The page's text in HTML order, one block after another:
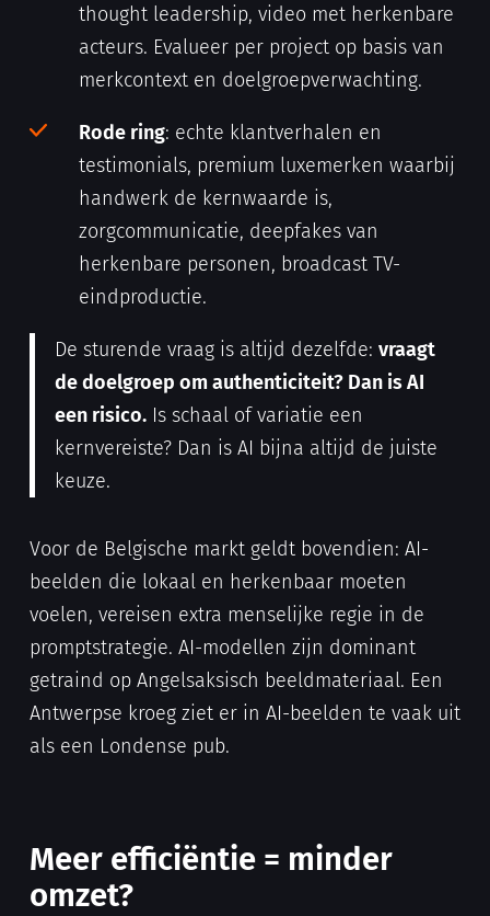
thought leadership, video met herkenbare
acteurs. Evalueer per project op basis van
merkcontext en doelgroepverwachting.
Rode ring: echte klantverhalen en
testimonials, premium luxemerken waarbij
handwerk de kernwaarde is,
zorgcommunicatie, deepfakes van
herkenbare personen, broadcast TV-
eindproductie.
De sturende vraag is altijd dezelfde: vraagt
de doelgroep om authenticiteit? Dan is AI
een risico.Is schaal of variatie een
kernvereiste? Dan is AI bijna altijd de juiste
keuze.
Voor de Belgische markt geldt bovendien: AI-
beelden die lokaal en herkenbaar moeten
voelen, vereisen extra menselijke regie in de
promptstrategie. AI-modellen zijn dominant
getraind op Angelsaksisch beeldmateriaal. Een
Antwerpse kroeg ziet er in AI-beelden te vaak uit
als een Londense pub.
Meer efficiëntie = minder
omzet?